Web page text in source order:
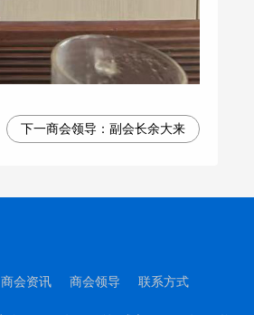
下一商会领导： 副会长余大来
商会资讯 商会领导 联系方式